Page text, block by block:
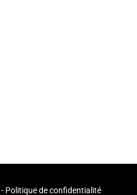
- Politique de confidentialité